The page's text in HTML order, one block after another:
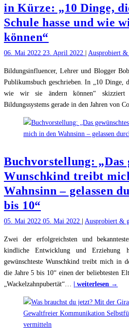
in Kürze: „10 Dinge,
Schule hasse und wie
können“
06. Mai 2022 23. April 2022 Ausprobiert &
Bildungsinfluencer, Lehrer und Blogger
Publikumsbuch geschrieben. In „10 Dinge,
wie wir sie ändern können“
Bildungssystems gerade in den Jahren von
Buchvorstellung: „Das
Wunschkind treibt
Wahnsinn – gelassen
bis 10“
05. Mai 2022 05. Mai 2022 | Ausprobiert &
Zwei der erfolgreichsten und
kindliche Entwicklung und Erziehung
gewünschteste Wunschkind treibt mich in
die Jahre 5 bis 10“ einen der beliebtesten
„Wackelzahnpubertät“
| weiterlesen →